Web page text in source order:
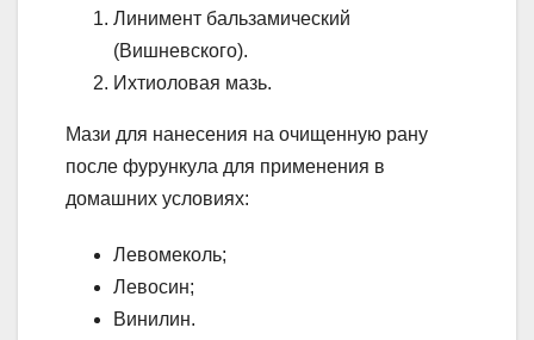
Линимент бальзамический
(Вишневского).
Ихтиоловая мазь.
Мази для нанесения на очищенную рану
после фурункула для применения в
домашних условиях:
Левомеколь;
Левосин;
Винилин.